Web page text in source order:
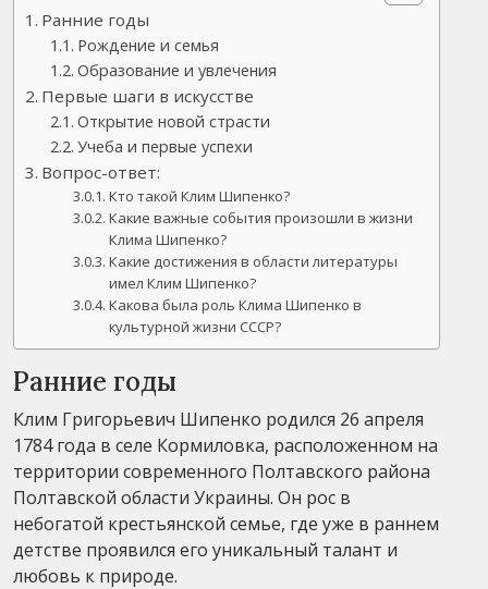
Ранние годы
Рождение и семья
Образование и увлечения
Первые шаги в искусстве
Открытие новой страсти
Учеба и первые успехи
Вопрос-ответ:
Кто такой Клим Шипенко?
Какие важные события произошли в жизни
Клима Шипенко?
Какие достижения в области литературы
имел Клим Шипенко?
Какова была роль Клима Шипенко в
культурной жизни СССР?
Ранние годы
Клим Григорьевич Шипенко родился 26 апреля
1784 года в селе Кормиловка, расположенном на
территории современного Полтавского района
Полтавской области Украины. Он рос в
небогатой крестьянской семье, где уже в раннем
детстве проявился его уникальный талант и
любовь к природе.